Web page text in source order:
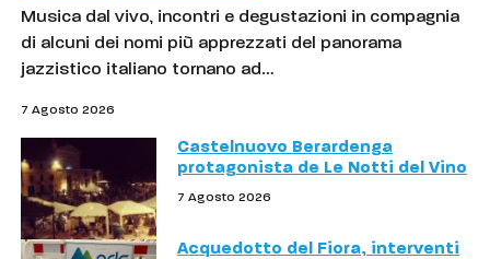
Musica dal vivo, incontri e degustazioni in compagnia
di alcuni dei nomi più apprezzati del panorama
jazzistico italiano tornano ad…
7 Agosto 2026
Castelnuovo Berardenga
protagonista de Le Notti del Vino
7 Agosto 2026
Acquedotto del Fiora, interventi